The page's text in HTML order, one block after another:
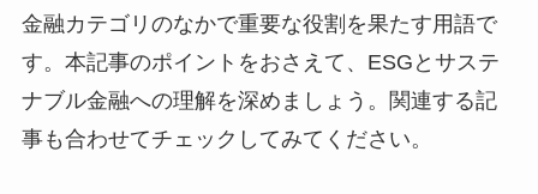
金融カテゴリのなかで重要な役割を果たす用語で
す。本記事のポイントをおさえて、ESGとサステ
ナブル金融への理解を深めましょう。関連する記
事も合わせてチェックしてみてください。